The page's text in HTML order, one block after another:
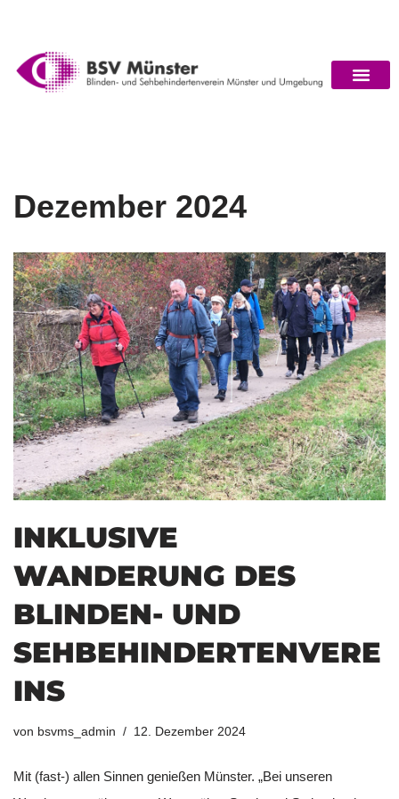
Zum
Inhalt
Dezember 2024
INKLUSIVE
WANDERUNG DES
BLINDEN- UND
SEHBEHINDERTENVERE
INS
von bsvms_admin 12. Dezember 2024
Mit (fast-) allen Sinnen genießen Münster. „Bei unseren